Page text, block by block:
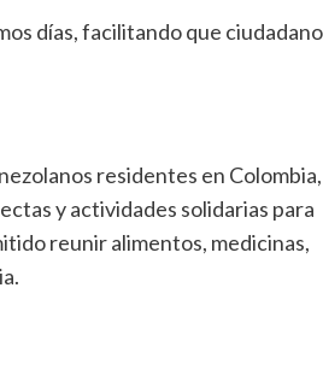
días, facilitando que
residentes en Colombia,
y actividades solidarias para
reunir alimentos, medicinas,